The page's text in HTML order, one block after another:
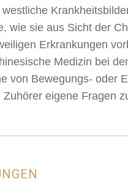
wie sie aus Sicht der
Erkrankungen
Medizin bei
von Bewegungs- oder
eigene Fragen